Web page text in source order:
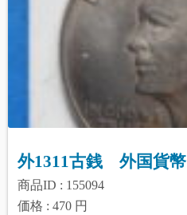
外1311古銭 外国貨
商品ID : 155094
価格 : 470 円